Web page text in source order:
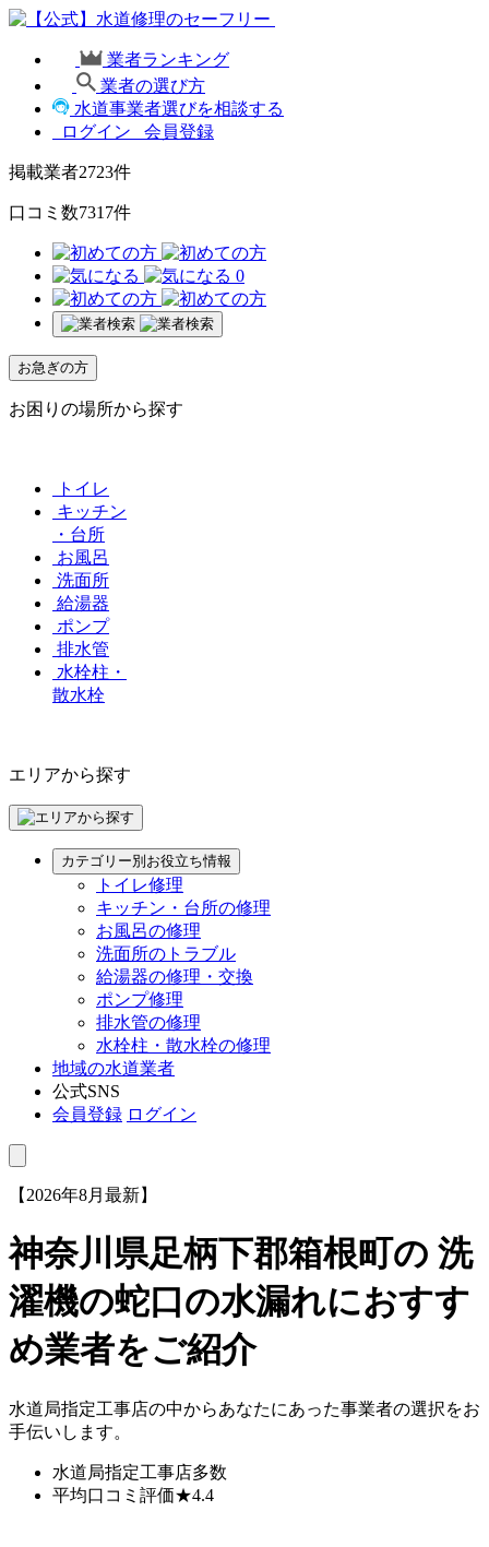
業者ランキング
業者の選び方
水道事業者選びを相談する
ログイン
会員登録
掲載業者2723件
口コミ数7317件
0
お急ぎの方
お困りの場所から探す
トイレ
キッチン
・台所
お風呂
洗面所
給湯器
ポンプ
排水管
水栓柱・
散水栓
エリアから探す
カテゴリー別お役立ち情報
トイレ修理
キッチン・台所の修理
お風呂の修理
洗面所のトラブル
給湯器の修理・交換
ポンプ修理
排水管の修理
水栓柱・散水栓の修理
地域の水道業者
公式SNS
会員登録 ログイン
【2026年8月最新】
神奈川県足柄下郡箱根町の 洗
濯機の蛇口の水漏れにおすす
め業者をご紹介
水道局指定工事店の中からあなたにあった事業者の選択をお
手伝いします。
水道局指定工事店多数
平均口コミ評価★4.4